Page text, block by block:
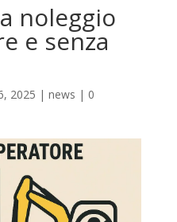
noleggio
e senza
2025 | news | 0